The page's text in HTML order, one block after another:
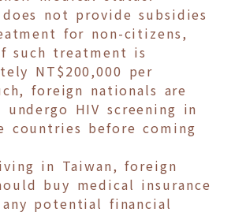
does not provide subsidies
for non-citizens,
such treatment is
NT$200,000 per
foreign nationals are
HIV screening in
countries before coming
in Taiwan, foreign
buy medical insurance
potential financial